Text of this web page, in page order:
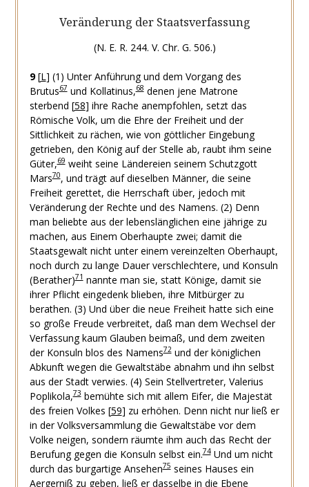
Veränderung der Staatsverfassung
(N. E. R. 244. V. Chr. G. 506.)
9 [L] (1) Unter Anführung und dem Vorgang des
Brutus67und Kollatinus,68denen jene Matrone
sterbend [58] ihre Rache anempfohlen, setzt das
Römische Volk, um die Ehre der Freiheit und der
Sittlichkeit zu rächen, wie von göttlicher Eingebung
getrieben, den König auf der Stelle ab, raubt ihm seine
Güter,69weiht seine Ländereien seinem Schutzgott
Mars70, und trägt auf dieselben Männer, die seine
Freiheit gerettet, die Herrschaft über, jedoch mit
Veränderung der Rechte und des Namens. (2) Denn
man beliebte aus der lebenslänglichen eine jährige zu
machen, aus Einem Oberhaupte zwei; damit die
Staatsgewalt nicht unter einem vereinzelten Oberhaupt,
noch durch zu lange Dauer verschlechtere, und Konsuln
(Berather)71nannte man sie, statt Könige, damit sie
ihrer Pflicht eingedenk blieben, ihre Mitbürger zu
berathen. (3) Und über die neue Freiheit hatte sich eine
so große Freude verbreitet, daß man dem Wechsel der
Verfassung kaum Glauben beimaß, und dem zweiten
der Konsuln blos des Namens72und der königlichen
Abkunft wegen die Gewaltstäbe abnahm und ihn selbst
aus der Stadt verwies. (4) Sein Stellvertreter, Valerius
Poplikola,73bemühte sich mit allem Eifer, die Majestät
des freien Volkes [59] zu erhöhen. Denn nicht nur ließ er
in der Volksversammlung die Gewaltstäbe vor dem
Volke neigen, sondern räumte ihm auch das Recht der
Berufung gegen die Konsuln selbst ein.74Und um nicht
durch das burgartige Ansehen75seines Hauses ein
Aergerniß zu geben, ließ er dasselbe in die Ebene